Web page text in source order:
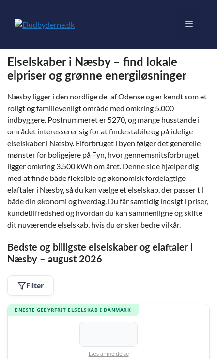
indhold
Menu
Elselskaber i Næsby – find lokale
elpriser og grønne energiløsninger
Næsby ligger i den nordlige del af Odense og er kendt som et
roligt og familievenligt område med omkring 5.000
indbyggere. Postnummeret er 5270, og mange husstande i
området interesserer sig for at finde stabile og pålidelige
elselskaber i Næsby. Elforbruget i byen følger det generelle
mønster for boligejere på Fyn, hvor gennemsnitsforbruget
ligger omkring 3.500 kWh om året. Denne side hjælper dig
med at finde både fleksible og økonomisk fordelagtige
elaftaler i Næsby, så du kan vælge et elselskab, der passer til
både din økonomi og hverdag. Du får samtidig indsigt i priser,
kundetilfredshed og hvordan du kan sammenligne og skifte
dit nuværende elselskab, hvis du ønsker bedre vilkår.
Bedste og billigste elselskaber og elaftaler i
Næsby – august 2026
Filter
ENESTE GEBYRFRIT ELSELSKAB I DANMARK
Læs anmeldelse